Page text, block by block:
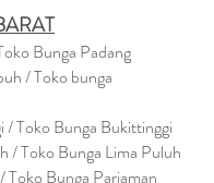
Bunga Padang
/ Toko bunga
/ Toko Bunga Bukittinggi
/ Toko Bunga Lima Puluh
Toko Bunga Pariaman